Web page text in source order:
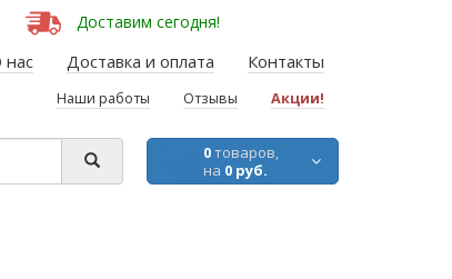
Доставим сегодня!
Доставка и оплата Контакты
Наши работы Отзывы Акции!
0товаров,
на 0 руб.